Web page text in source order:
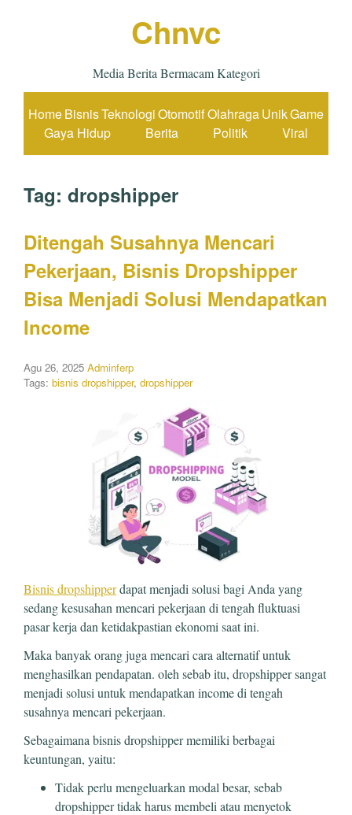
Chnvc
Media Berita Bermacam Kategori
HomeBisnisTeknologiOtomotifOlahragaUnikGame
Gaya Hidup
Berita Politik Viral
Tag: dropshipper
Ditengah Susahnya Mencari
Pekerjaan, Bisnis Dropshipper
Bisa Menjadi Solusi Mendapatkan
Income
Agu 26, 2025 Adminferp
Tags: bisnis dropshipper, dropshipper
Bisnis dropshipperdapat menjadi solusi bagi Anda yang
sedang kesusahan mencari pekerjaan di tengah fluktuasi
pasar kerja dan ketidakpastian ekonomi saat ini.
Maka banyak orang juga mencari cara alternatif untuk
menghasilkan pendapatan. oleh sebab itu, dropshipper sangat
menjadi solusi untuk mendapatkan income di tengah
susahnya mencari pekerjaan.
Sebagaimana bisnis dropshipper memiliki berbagai
keuntungan, yaitu:
Tidak perlu mengeluarkan modal besar, sebab
dropshipper tidak harus membeli atau menyetok